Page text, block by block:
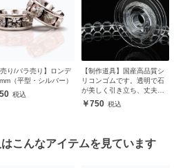
売り/バラ売り】ロンデ
（平型・シルバー）
【制作道具】国産高品質シ
リコンゴムです。透明で石
が美しく引き立ち、丈夫で
安心750
こんなアイテムを見ています